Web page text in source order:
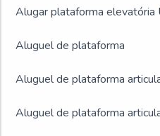
Alugar plataforma elevatória
Aluguel de plataforma
Aluguel de plataforma
Aluguel de plataforma